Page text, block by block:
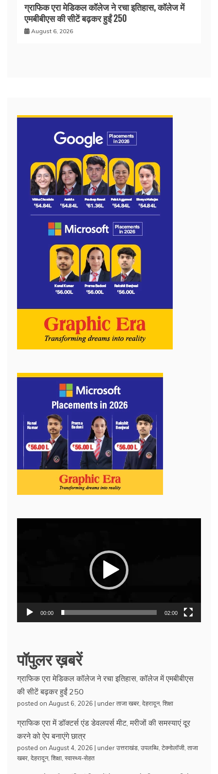
ग्राफिक एरा मेडिकल कॉलेज ने रचा इतिहास, कॉलेज में
एमबीबीएस की सीटें बढ़कर हुईं 250
August 6, 2026
00:00 02:00
पॉपुलर ख़बरें
ग्राफिक एरा मेडिकल कॉलेज ने रचा इतिहास, कॉलेज में एमबीबीएस
की सीटें बढ़कर हुईं 250
posted on August 6, 2026 | underताजा खबर देहरादून, शिक्षा
ग्राफिक एरा में डॉक्टर्स एंड डेवलपर्स मीट, मरीजों की समस्याएं दूर
करने को ऐप बनाएंगे छात्र
posted on August 4, 2026 | underउत्तराखंड उपलब्धि टेक्नोलॉजी ताजा
खबर देहरादून, शिक्षा स्वास्थ्य-सेहत